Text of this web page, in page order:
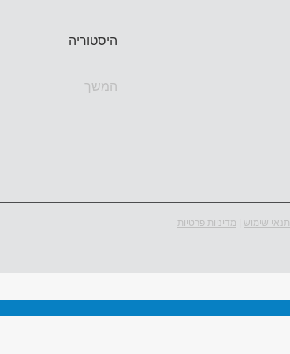
היסטוריה
המשך
תנאי שימוש
מדיניות פרטיות